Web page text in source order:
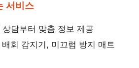
서비스
상담부터 맞춤 정보 제공
배회 감지기, 미끄럼 방지 매트